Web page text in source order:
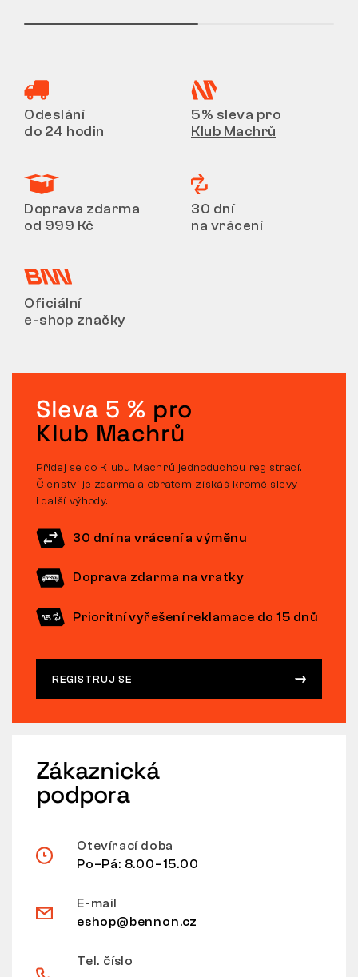
Odeslání
do 24 hodin
5% sleva pro
Klub Machrů
Doprava zdarma
od 999 Kč
30 dní
na vrácení
Oficiální
e-shop značky
Sleva 5 % pro
Klub Machrů
Přidej se do Klubu Machrů jednoduchou registrací.
Členství je zdarma a obratem získáš kromě slevy
i další výhody.
30 dní na vrácení a výměnu
Doprava zdarma na vratky
Prioritní vyřešení reklamace do 15 dnů
REGISTRUJ SE
Zákaznická
podpora
Otevírací doba
Po–Pá: 8.00–15.00
E-mail
eshop@bennon.cz
Tel. číslo